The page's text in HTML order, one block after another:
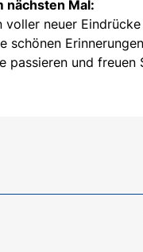
nächsten Mal:
voller neuer
schönen
passieren und